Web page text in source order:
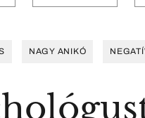
NAGY ANIKÓ